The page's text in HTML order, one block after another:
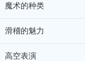
魔术的种类
滑稽的魅力
高空表演